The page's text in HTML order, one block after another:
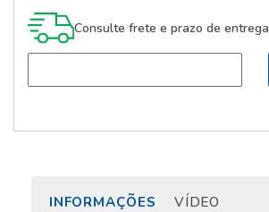
Consulte frete e prazo de entrega
INFORMAÇÕES VÍDEO